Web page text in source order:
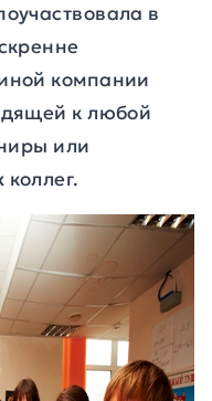
в
компании
к любой
или